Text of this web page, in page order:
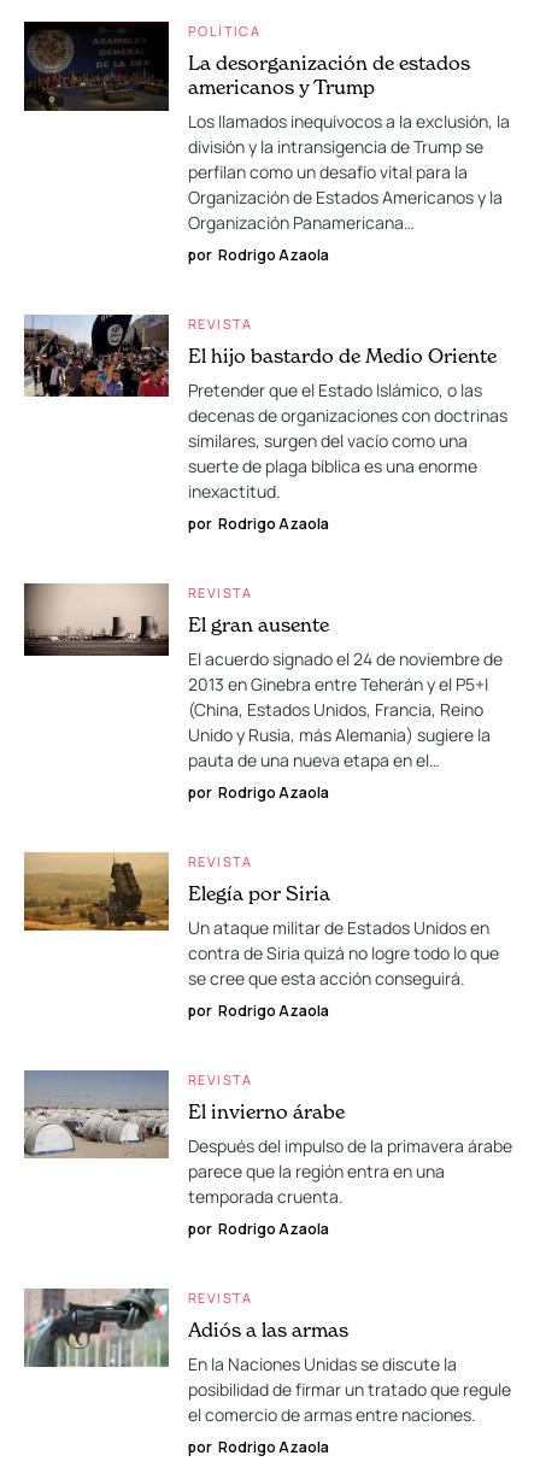
POLÍTICA
La desorganización de estados
americanos y Trump
Los llamados inequívocos a la exclusión, la
división y la intransigencia de Trump se
perfilan como un desafío vital para la
Organización de Estados Americanos y la
Organización Panamericana…
por Rodrigo Azaola
REVISTA
El hijo bastardo de Medio Oriente
Pretender que el Estado Islámico, o las
decenas de organizaciones con doctrinas
similares, surgen del vacío como una
suerte de plaga bíblica es una enorme
inexactitud.
por Rodrigo Azaola
REVISTA
El gran ausente
El acuerdo signado el 24 de noviembre de
2013 en Ginebra entre Teherán y el P5+I
(China, Estados Unidos, Francia, Reino
Unido y Rusia, más Alemania) sugiere la
pauta de una nueva etapa en el…
por Rodrigo Azaola
REVISTA
Elegía por Siria
Un ataque militar de Estados Unidos en
contra de Siria quizá no logre todo lo que
se cree que esta acción conseguirá.
por Rodrigo Azaola
REVISTA
El invierno árabe
Después del impulso de la primavera árabe
parece que la región entra en una
temporada cruenta.
por Rodrigo Azaola
REVISTA
Adiós a las armas
En la Naciones Unidas se discute la
posibilidad de firmar un tratado que regule
el comercio de armas entre naciones.
por Rodrigo Azaola